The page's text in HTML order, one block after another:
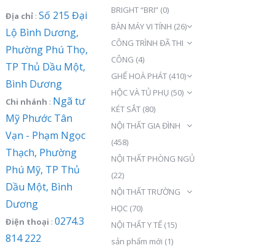
Địa chỉ: Số 215 Đại
Lộ Bình Dương,
Phường Phú Thọ,
TP Thủ Dầu Một,
Bình Dương
Chi nhánh : Ngã tư
Mỹ Phước Tân
Vạn - Phạm Ngọc
Thạch, Phường
Phú Mỹ, TP Thủ
Dầu Một, Bình
Dương
Điện thoại : 0274.3
814 222
BRIGHT “BRI” (0)
BÀN MÁY VI TÍNH (26)
CÔNG TRÌNH ĐÃ THI
CÔNG (4)
GHẾ HOÀ PHÁT (410)
HỘC VÀ TỦ PHỤ (50)
KÉT SẮT (80)
NỘI THẤT GIA ĐÌNH
(458)
NỘI THẤT PHÒNG NGỦ
(22)
NỘI THẤT TRƯỜNG
HỌC (70)
NỘI THẤT Y TẾ (15)
sản phẩm mới (1)